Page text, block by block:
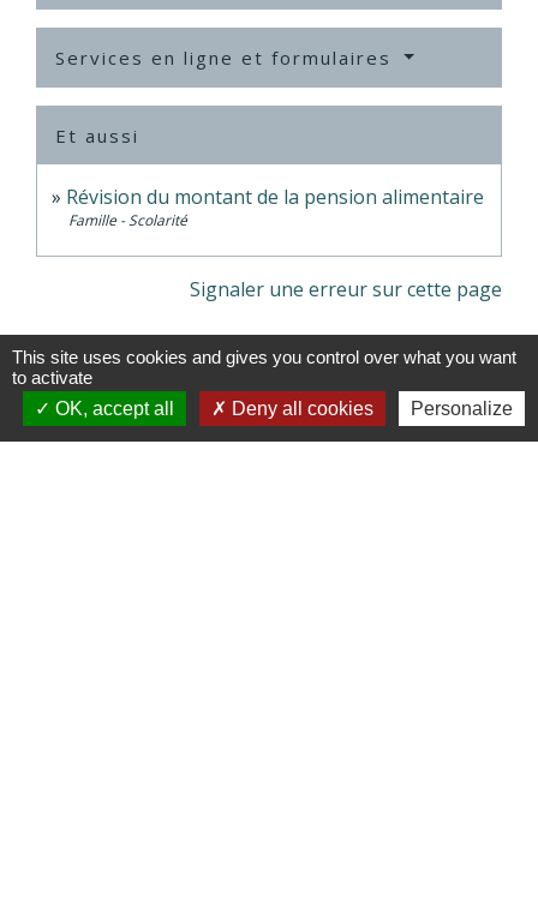
Services en ligne et formulaires
Et aussi
Révision du montant de la pension alimentaire
Famille - Scolarité
Signaler une erreur sur cette page
Contacts
This site uses cookies and gives you control over what you want
to activate
OK, accept all
Deny all cookies Personalize